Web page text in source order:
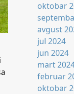
oktobar
avgust
jul 2024
jun 2024
mart
februar
oktobar